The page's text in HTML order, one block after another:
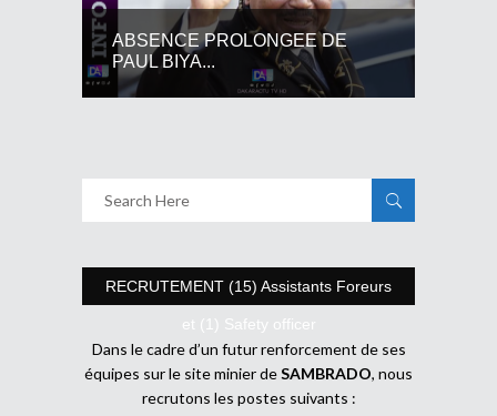
ABSENCE PROLONGEE DE
PAUL BIYA...
RECRUTEMENT (15) Assistants Foreurs
et (1) Safety officer
Dans le cadre d’un futur renforcement de ses
équipes sur le site minier deSAMBRADO, nous
recrutons les postes suivants :